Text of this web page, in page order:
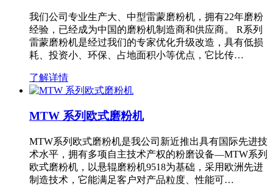
我们公司专业生产大、中型雷蒙磨粉机，拥有22年磨粉
经验，已经成为中国的磨粉机制造商和供应商。 R系列
雷蒙磨粉机是经过我们的专家优化升级改造，具有低损
耗、投资小、环保、占地面积小等优点，它比传…
了解详情
MTW 系列欧式磨粉机
MTW系列欧式磨粉机是我公司新近推出具有国际先进技
术水平，拥有多项自主技术产权的粉磨设备—MTW系列
欧式磨粉机，以悬辊磨粉机9518为基础，采用欧洲先进
制造技术，它能满足客户对产品粒度、性能可…